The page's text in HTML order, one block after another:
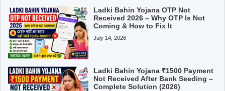
Ladki Bahin Yojana OTP Not
Received 2026 – Why OTP Is Not
Coming & How to Fix It
July 14, 2026
Ladki Bahin Yojana ₹1500 Payment
Not Received After Bank Seeding –
Complete Solution (2026)